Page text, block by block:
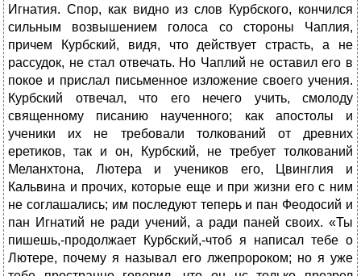
Игнатия. Спор, как видно из слов Курбского, кончился
сильным возвышением голоса со стороны Чаплия,
причем Курбский, видя, что действует страсть, а не
рассудок, не стал отвечать. Но Чаплий не оставил его в
покое и прислал письменное изложение своего учения.
Курбский отвечал, что его нечего учить, смолоду
священному писанию наученного; как апостолы и
ученики их не требовали толкований от древних
еретиков, так и он, Курбский, не требует толкований
Меланхтона, Лютера и учеников его, Цвинглия и
Кальвина и прочих, которые еще и при жизни его с ним
не соглашались; им последуют теперь и пан Феодосий и
пан Игнатий не ради учений, а ради паней своих. «Ты
пишешь,-продолжает Курбский,-чтоб я написал тебе о
Лютере, почему я называл его лжепророком; но я уже